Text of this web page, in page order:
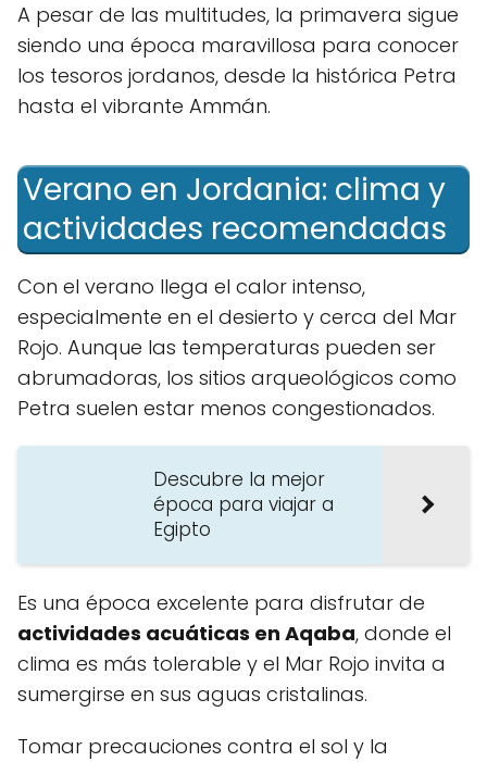
A pesar de las multitudes, la primavera sigue
siendo una época maravillosa para conocer
los tesoros jordanos, desde la histórica Petra
hasta el vibrante Ammán.
Verano en Jordania: clima y
actividades recomendadas
Con el verano llega el calor intenso,
especialmente en el desierto y cerca del Mar
Rojo. Aunque las temperaturas pueden ser
abrumadoras, los sitios arqueológicos como
Petra suelen estar menos congestionados.
Descubre la mejor
época para viajar a
Egipto
Es una época excelente para disfrutar de
actividades acuáticas en Aqaba, donde el
clima es más tolerable y el Mar Rojo invita a
sumergirse en sus aguas cristalinas.
Tomar precauciones contra el sol y la